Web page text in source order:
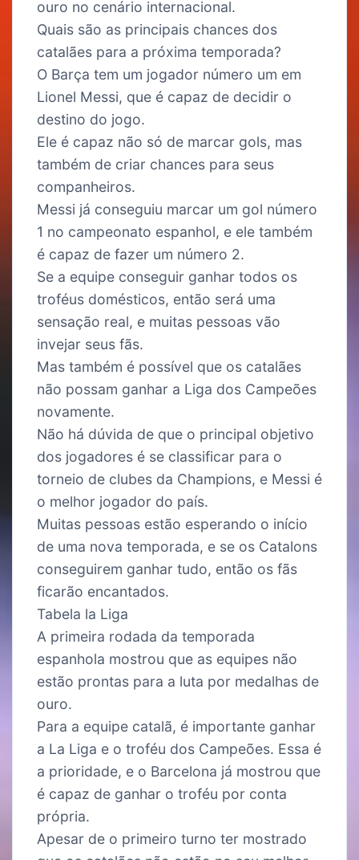
ouro no cenário internacional.
Quais são as principais chances dos
catalães para a próxima temporada?
O Barça tem um jogador número um em
Lionel Messi, que é capaz de decidir o
destino do jogo.
Ele é capaz não só de marcar gols, mas
também de criar chances para seus
companheiros.
Messi já conseguiu marcar um gol número
1 no campeonato espanhol, e ele também
é capaz de fazer um número 2.
Se a equipe conseguir ganhar todos os
troféus domésticos, então será uma
sensação real, e muitas pessoas vão
invejar seus fãs.
Mas também é possível que os catalães
não possam ganhar a Liga dos Campeões
novamente.
Não há dúvida de que o principal objetivo
dos jogadores é se classificar para o
torneio de clubes da Champions, e Messi é
o melhor jogador do país.
Muitas pessoas estão esperando o início
de uma nova temporada, e se os Catalons
conseguirem ganhar tudo, então os fãs
ficarão encantados.
Tabela la Liga
A primeira rodada da temporada
espanhola mostrou que as equipes não
estão prontas para a luta por medalhas de
ouro.
Para a equipe catalã, é importante ganhar
a La Liga e o troféu dos Campeões. Essa é
a prioridade, e o Barcelona já mostrou que
é capaz de ganhar o troféu por conta
própria.
Apesar de o primeiro turno ter mostrado